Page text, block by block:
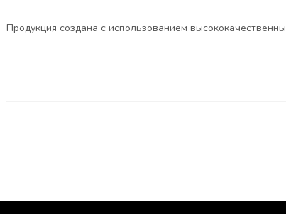
Продукция создана с использованием